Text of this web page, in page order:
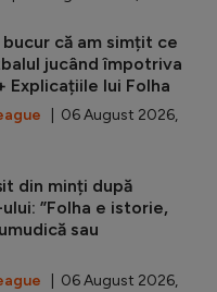
bucur că am simțit ce
jucând împotriva
Explicațiile lui Folha
| 06 August 2026,
din minți după
”Folha e istorie,
sau
| 06 August 2026,